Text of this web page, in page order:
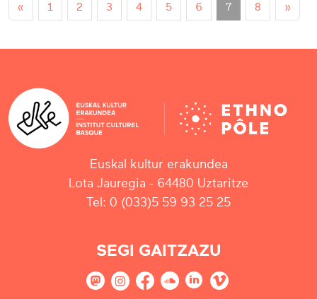
« 1 2 3 4 5 6 7 8 »
Euskal kultur erakundea
Lota Jauregia - 64480 Uztaritze
Tel: 0 (033)5 59 93 25 25
SEGI GAITZAZU